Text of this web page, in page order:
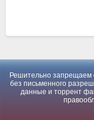
Решительно запрещаем
без письменного
данные и торрент